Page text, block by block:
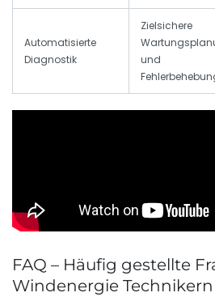
Automatisierte
Diagnostik
Zielsichere
und
FAQ – Häufig gestellte
Windenergie Technikern